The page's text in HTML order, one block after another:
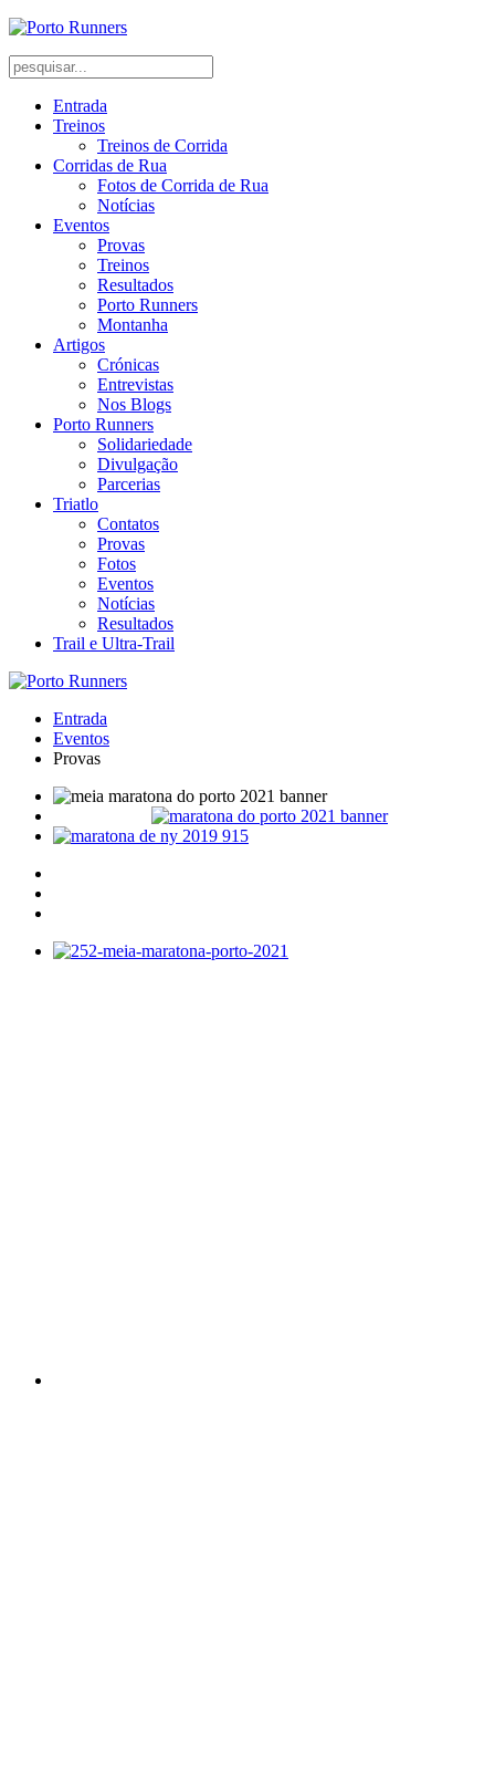
Entrada
Treinos
Treinos de Corrida
Corridas de Rua
Fotos de Corrida de Rua
Notícias
Eventos
Provas
Treinos
Resultados
Porto Runners
Montanha
Artigos
Crónicas
Entrevistas
Nos Blogs
Porto Runners
Solidariedade
Divulgação
Parcerias
Triatlo
Contatos
Provas
Fotos
Eventos
Notícias
Resultados
Trail e Ultra-Trail
Entrada
Eventos
Provas